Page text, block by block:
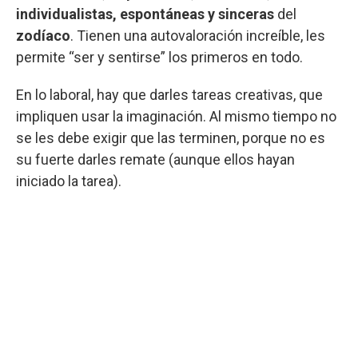
individualistas, espontáneas y sinceras del
zodíaco. Tienen una autovaloración increíble, les
permite “ser y sentirse” los primeros en todo.
En lo laboral, hay que darles tareas creativas, que
impliquen usar la imaginación. Al mismo tiempo no
se les debe exigir que las terminen, porque no es
su fuerte darles remate (aunque ellos hayan
iniciado la tarea).